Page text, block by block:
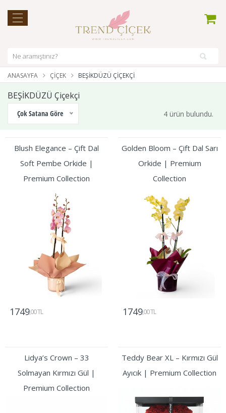
ANASAYFA ÇIÇEK BEŞİKDÜZÜ ÇIÇEKÇI
BEŞİKDÜZÜ Çiçekçi
Çok Satana Göre 4 ürün bulundu.
Blush Elegance – Çift Dal
Soft Pembe Orkide |
Premium Collection
1749,00 TL
Golden Bloom – Çift Dal Sarı
Orkide | Premium
Collection
1749,00 TL
Lidya’s Crown – 33
Solmayan Kırmızı Gül |
Premium Collection
Teddy Bear XL – Kırmızı Gül
Ayıcık | Premium Collection